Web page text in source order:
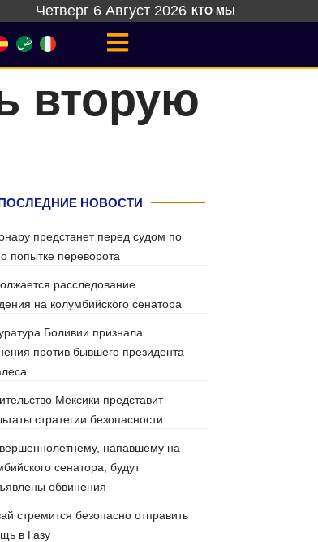
Четверг 6 Август 2026 КТО МЫ
вторую
НОВОСТИ
предстанет перед судом по
попытке переворота
расследование
на колумбийского сенатора
Боливии признала
против бывшего президента
Мексики представит
стратегии безопасности
напавшему на
сенатора, будут
обвинения
стремится безопасно отправить
в Газу